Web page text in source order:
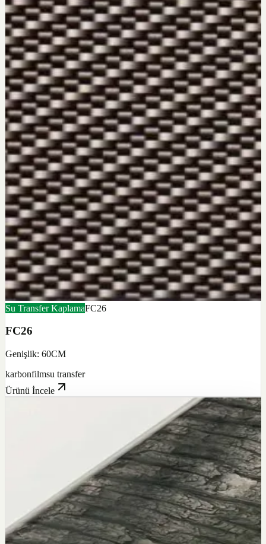
Su Transfer KaplamaFC26
FC26
Genişlik: 60CM
karbonfilmsu transfer
Ürünü İncele